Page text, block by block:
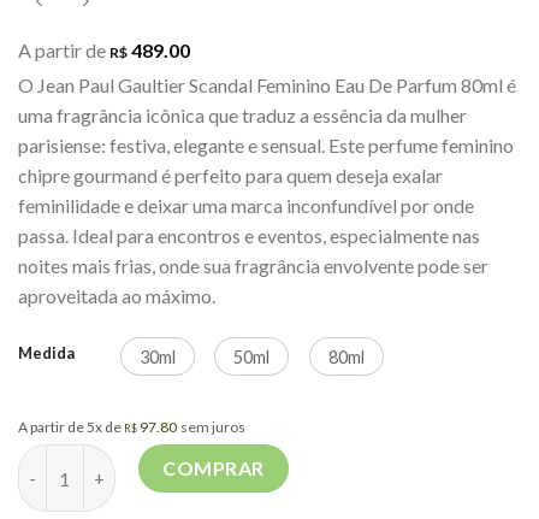
A partir de R$ 489.00
O Jean Paul Gaultier Scandal Feminino Eau De Parfum 80ml é
uma fragrância icônica que traduz a essência da mulher
parisiense: festiva, elegante e sensual. Este perfume feminino
chipre gourmand é perfeito para quem deseja exalar
feminilidade e deixar uma marca inconfundível por onde
passa. Ideal para encontros e eventos, especialmente nas
noites mais frias, onde sua fragrância envolvente pode ser
aproveitada ao máximo.
Medida 30ml 50ml 80ml
A partir de 5x de R$ 97.80 sem juros
Scandal EDP Jean Paul Gaultter quantidade
COMPRAR